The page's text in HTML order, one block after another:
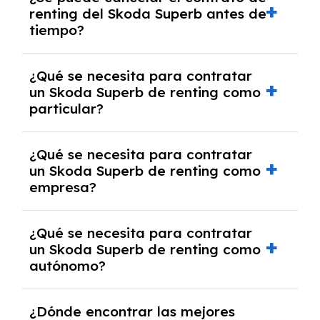
salvo en casos que lo exija el proveedor
debido al resultado del estudio de viabilidad
económica.
renting del Skoda Superb antes de
tiempo?
pero puede haber penalizaciones por
cancelación anticipada. Es importante revisar
las condiciones del contrato y hablar con un
experto que te asesore.
¿Qué se necesita para contratar
un Skoda Superb de renting como
particular?
y, en algunos casos, una consulta de solvencia
crediticia y un pago inicial.
¿Qué se necesita para contratar
un Skoda Superb de renting como
empresa?
documentación financiera y, en algunos
casos, un informe de solvencia de la empresa
y un pago inicial.
¿Qué se necesita para contratar
un Skoda Superb de renting como
autónomo?
autónomos, justificante de ingresos y, en
¿Dónde encontrar las mejores